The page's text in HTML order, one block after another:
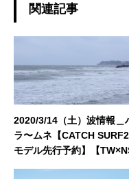
の釣
いた
ト運
一宮
関連記事
2020/3/14（土）波情報＿
ラ〜ムネ【CATCH
モデル先行予約】【